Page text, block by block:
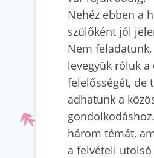
Nehéz ebben a
szülőként jól
Nem
levegyük róluk a
felelősségét, de
adhatunk a
három témát,
a felvételi utolsó